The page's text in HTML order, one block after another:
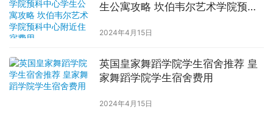
生公寓攻略 坎伯韦尔艺术学院预科
2024年4月15日
英国皇家舞蹈学院学生宿舍推荐 皇
家舞蹈学院学生宿舍费用
2024年4月15日